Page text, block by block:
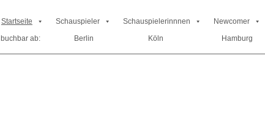
Startseite
buchbar ab:
Berlin Köln Hamburg
Schauspieler Schauspielerinnnen Newcomer